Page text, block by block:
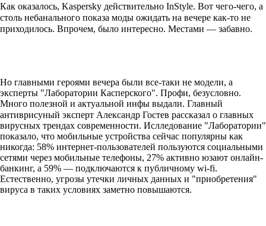
Как оказалось, Kaspersky действительно InStyle. Вот чего-чего, а
столь небанального показа моды ожидать на вечере как-то не
приходилось. Впрочем, было интересно. Местами — забавно.
Но главными героями вечера были все-таки не модели, а
эксперты "Лаборатории Касперского". Профи, безусловно.
Много полезной и актуальной инфы выдали. Главный
антиврисуный эксперт Александр Гостев рассказал о главных
вирусных трендах современности. Ислледование "Лаборатории"
показало, что мобильные устройства сейчас популярны как
никогда: 58% интернет-пользователей пользуются социальными
сетями через мобильные телефоны, 27% активно юзают онлайн-
банкинг, а 59% — подключаются к публичному wi-fi.
Естественно, угрозы утечки личных данных и "приобретения"
вируса в таких условиях заметно повышаются.